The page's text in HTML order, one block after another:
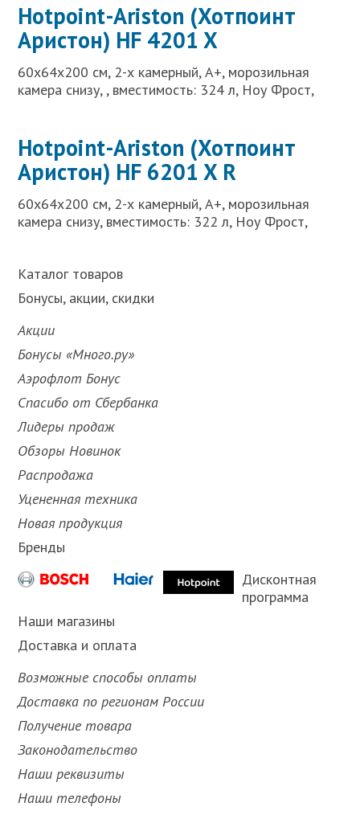
Hotpoint-Ariston (Хотпоинт
Аристон) HF 4201 X
60x64x200 см, 2-х камерный, A+, морозильная
камера снизу, , вместимость: 324 л, Ноу Фрост,
Hotpoint-Ariston (Хотпоинт
Аристон) HF 6201 X R
60x64x200 см, 2-х камерный, A+, морозильная
камера снизу, вместимость: 322 л, Ноу Фрост,
Каталог товаров
Бонусы, акции, скидки
Акции
Бонусы «Много.ру»
Аэрофлот Бонус
Спасибо от Сбербанка
Лидеры продаж
Обзоры Новинок
Распродажа
Уцененная техника
Новая продукция
Бренды
Дисконтная
программа
Наши магазины
Доставка и оплата
Возможные способы оплаты
Доставка по регионам России
Получение товара
Законодательство
Наши реквизиты
Наши телефоны